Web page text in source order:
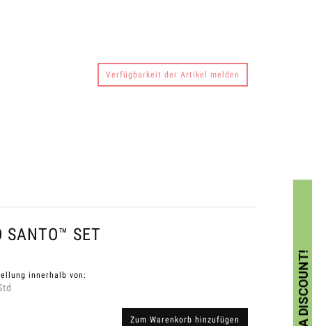
Verfügbarkeit der Artikel melden
SANTO™ SET
innerhalb von:
Zum Warenkorb hinzufügen